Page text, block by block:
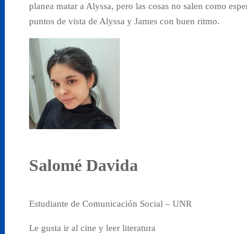
planea matar a Alyssa, pero las cosas no salen como
puntos de vista de Alyssa y James con buen ritmo.
Salomé Davida
Estudiante de Comunicación Social – UNR
Le gusta ir al cine y leer literatura